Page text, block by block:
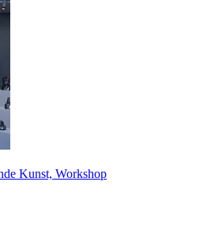
Kunst, Workshop